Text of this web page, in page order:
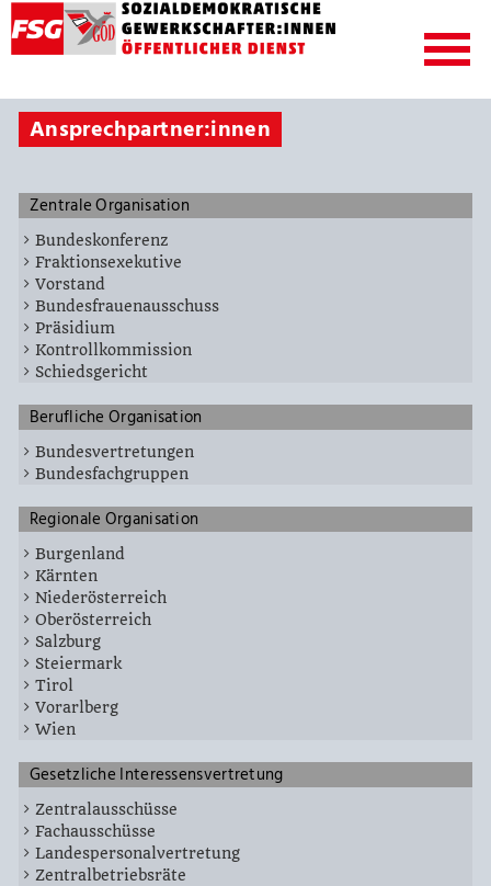
Ansprechpartner:innen
Zentrale Organisation
Bundeskonferenz
Fraktionsexekutive
Vorstand
Bundesfrauenausschuss
Präsidium
Kontrollkommission
Schiedsgericht
Berufliche Organisation
Bundesvertretungen
Bundesfachgruppen
Regionale Organisation
Burgenland
Kärnten
Niederösterreich
Oberösterreich
Salzburg
Steiermark
Tirol
Vorarlberg
Wien
Gesetzliche Interessensvertretung
Zentralausschüsse
Fachausschüsse
Landespersonalvertretung
Zentralbetriebsräte